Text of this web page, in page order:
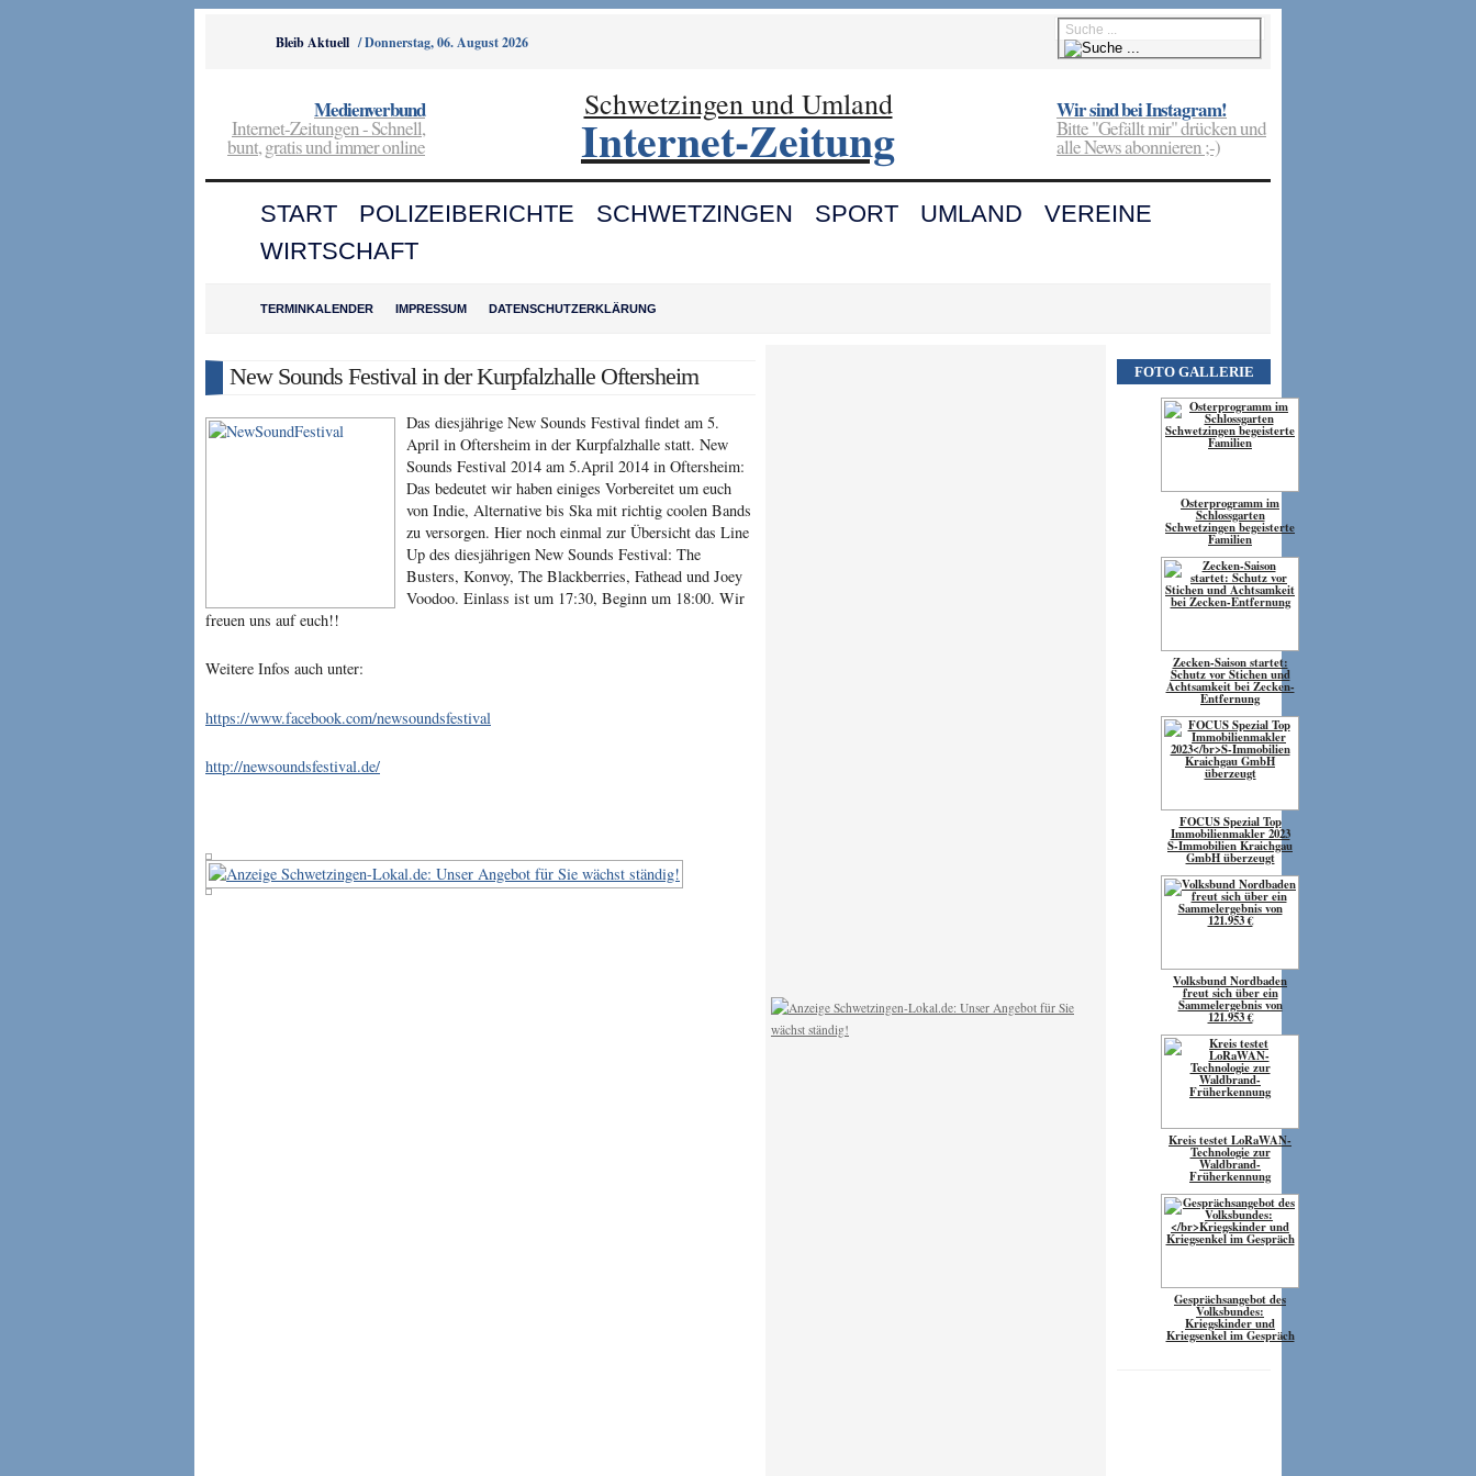
Bleib Aktuell /Donnerstag, 06. August 2026
Medienverbund
Internet-Zeitungen - Schnell,
bunt, gratis und immer online
Schwetzingen und Umland
Internet-Zeitung Wir sind bei Instagram!
Bitte "Gefällt mir" drücken und
alle News abonnieren ;-)
START POLIZEIBERICHTE SCHWETZINGEN SPORT UMLAND
VEREINE
WIRTSCHAFT
TERMINKALENDER IMPRESSUM DATENSCHUTZERKLÄRUNG
New Sounds Festival in der Kurpfalzhalle Oftersheim
Das diesjährige New Sounds Festival findet am 5.
April in Oftersheim in der Kurpfalzhalle statt. New
Sounds Festival 2014 am 5.April 2014 in Oftersheim:
Das bedeutet wir haben einiges Vorbereitet um euch
von Indie, Alternative bis Ska mit richtig coolen Bands
zu versorgen. Hier noch einmal zur Übersicht das Line
Up des diesjährigen New Sounds Festival: The
Busters, Konvoy, The Blackberries, Fathead und Joey
Voodoo. Einlass ist um 17:30, Beginn um 18:00. Wir
freuen uns auf euch!!
Weitere Infos auch unter:
https://www.facebook.com/newsoundsfestival
http://newsoundsfestival.de/
FOTO GALLERIE
Osterprogramm im
Schlossgarten
Schwetzingen begeisterte
Familien
Zecken-Saison startet:
Schutz vor Stichen und
Achtsamkeit bei Zecken-
Entfernung
FOCUS Spezial Top
Immobilienmakler 2023
S-Immobilien Kraichgau
GmbH überzeugt
Volksbund Nordbaden
freut sich über ein
Sammelergebnis von
121.953 €
Kreis testet LoRaWAN-
Technologie zur
Waldbrand-
Früherkennung
Gesprächsangebot des
Volksbundes:
Kriegskinder und
Kriegsenkel im Gespräch